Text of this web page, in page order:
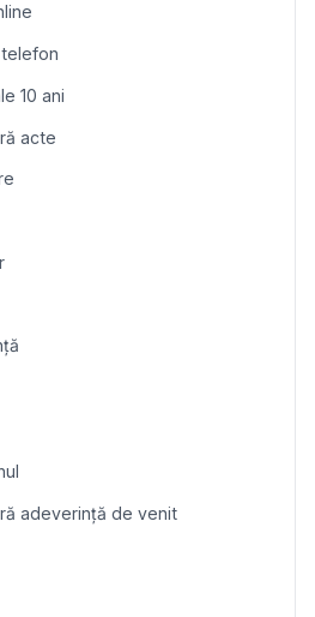
10 ani
acte
adeverință de venit